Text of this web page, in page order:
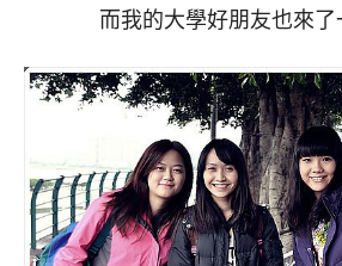
而我的大學好朋友也來